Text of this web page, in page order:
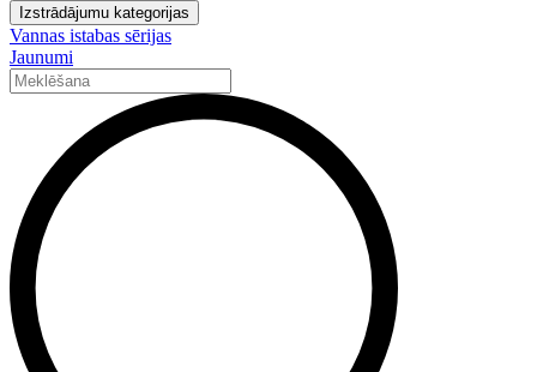
Izstrādājumu kategorijas
Vannas istabas sērijas
Jaunumi